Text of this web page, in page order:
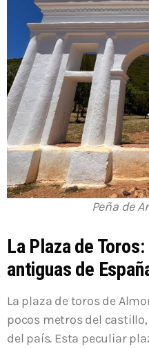
Peña de
La Plaza de
antiguas de
La plaza de toros de
pocos metros del
del país. Esta peculiar